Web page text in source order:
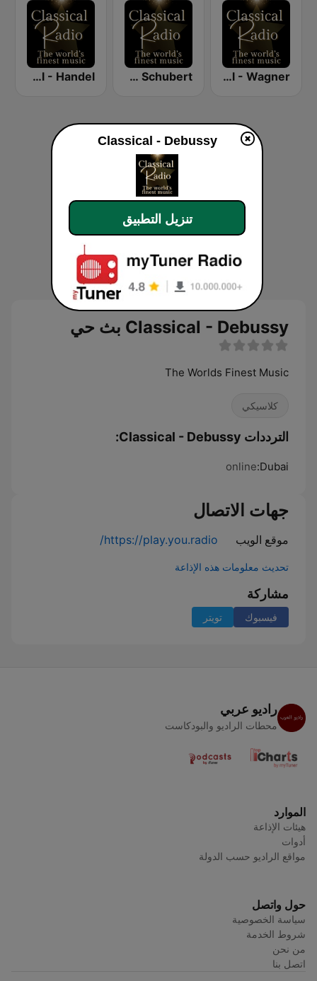
Classical - Wagner
Classical - Schubert
Classical - Handel
Classical - Debussy بث حي
The Worlds Finest Music
كلاسيكي
الترددات Classical - Debussy:
Dubai:
online
جهات الاتصال
موقع الويب https://play.you.radio/
تحديث معلومات هذه الإذاعة
مشاركة
فيسبوك تويتر
راديو عربي
محطات الراديو والبودكاست
الموارد
هيئات الإذاعة
أدوات
مواقع الراديو حسب الدولة
حول واتصل
سياسة الخصوصية
شروط الخدمة
من نحن
اتصل بنا
Classical - Debussy
تنزيل التطبيق